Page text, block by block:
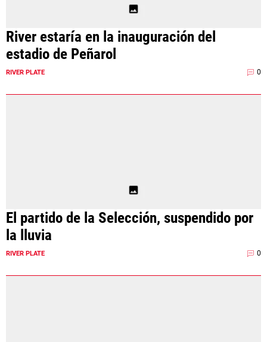
River estaría en la inauguración del
estadio de Peñarol
RIVER PLATE 0
El partido de la Selección, suspendido por
la lluvia
RIVER PLATE 0